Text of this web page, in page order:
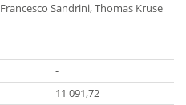
Francesco Sandrini, Thomas Kruse
-
11 091,72